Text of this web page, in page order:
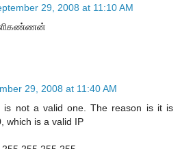
29, 2008 at 11:10 AM
29, 2008 at 11:40 AM
is not a valid one. The reason is it is
which is a valid IP